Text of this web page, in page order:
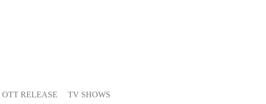
OTT RELEASE TV SHOWS